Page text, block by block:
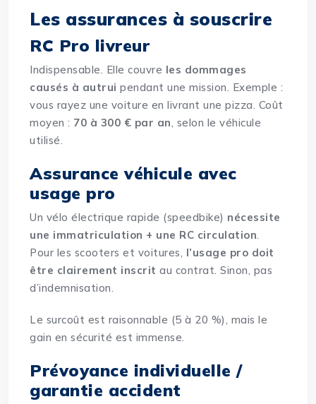
Les assurances à souscrire
RC Pro livreur
Indispensable. Elle couvre les dommages
causés à autrui pendant une mission. Exemple :
vous rayez une voiture en livrant une pizza. Coût
moyen : 70 à 300 € par an, selon le véhicule
utilisé.
Assurance véhicule avec
usage pro
Un vélo électrique rapide (speedbike) nécessite
une immatriculation + une RC circulation.
Pour les scooters et voitures, l’usage pro doit
être clairement inscrit au contrat. Sinon, pas
d’indemnisation.
Le surcoût est raisonnable (5 à 20 %), mais le
gain en sécurité est immense.
Prévoyance individuelle /
garantie accident